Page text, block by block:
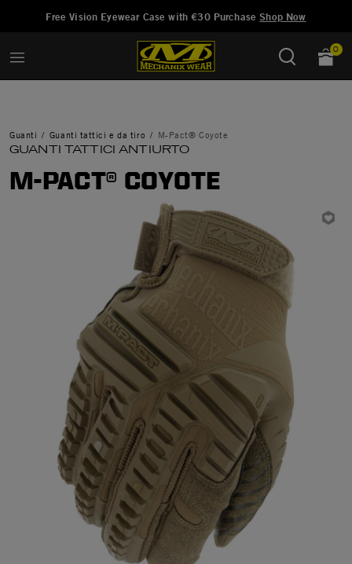
Free Vision Eyewear Case with €30 PurchaseShop Now
0
Guanti Guanti tattici e da tiro M-Pact® Coyote
GUANTI TATTICI ANTIURTO
M-PACT® COYOTE
Aggiunto a Gestisci Lista dei Desideri